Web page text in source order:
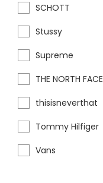
SCHOTT
Stussy
Supreme
THE NORTH FACE
thisisneverthat
Tommy Hilfiger
Vans